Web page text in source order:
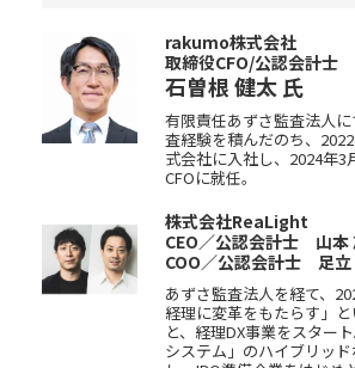
rakumo株式会社
取締役CFO/公認会計士
石曽根 健太 氏
有限責任あずさ監査法人
査経験を積んだのち、
式会社に入社し、2024年3
CFOに就任。
株式会社ReaLight
CEO／公認会計士 山本
COO／公認会計士 足立
あずさ監査法人を経て、
経理に変革をもたらす」
と、経理DX事業をスター
システム」のハイブリッ